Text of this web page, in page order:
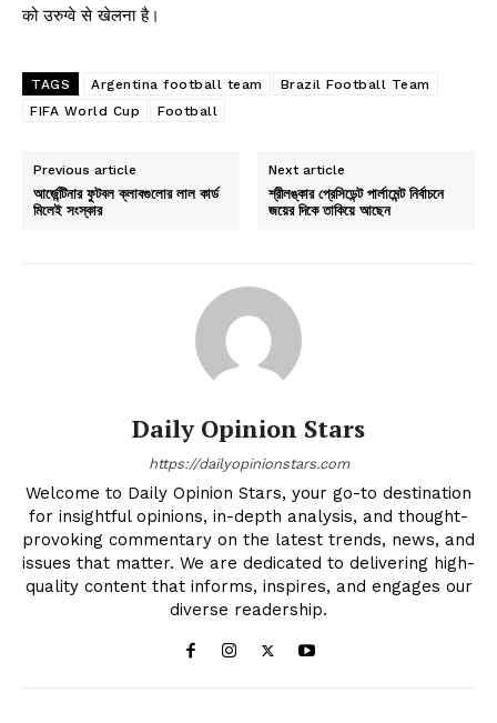
को उरुग्वे से खेलना है।
TAGS Argentina football team
Brazil Football Team
FIFA World Cup
Football
Previous article
আর্জেন্টিনার ফুটবল ক্লাবগুলোর লাল কার্ড
মিলেই সংস্কার
Next article
শ্রীলঙ্কার প্রেসিডেন্ট পার্লামেন্ট নির্বাচনে
জয়ের দিকে তাকিয়ে আছেন
Daily Opinion Stars
https://dailyopinionstars.com
Welcome to Daily Opinion Stars, your go-to destination
for insightful opinions, in-depth analysis, and thought-
provoking commentary on the latest trends, news, and
issues that matter. We are dedicated to delivering high-
quality content that informs, inspires, and engages our
diverse readership.